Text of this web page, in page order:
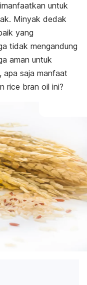
untuk
Minyak dedak
yang
tidak mengandung
aman untuk
apa saja manfaat
rice bran oil ini?